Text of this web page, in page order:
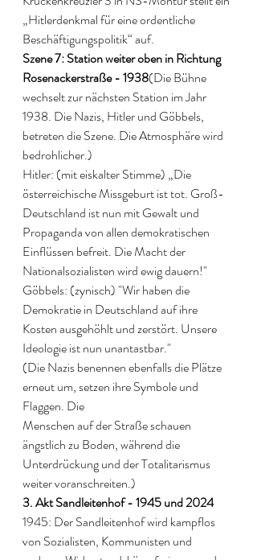
„Hitlerdenkmal für eine ordentliche
Beschäftigungspolitik“ auf.
Szene 7: Station weiter oben in Richtung
Rosenackerstraße - 1938(Die Bühne
wechselt zur nächsten Station im Jahr
1938. Die Nazis, Hitler und Göbbels,
betreten die Szene. Die Atmosphäre wird
bedrohlicher.)
Hitler: (mit eiskalter Stimme) „Die
österreichische Missgeburt ist tot. Groß-
Deutschland ist nun mit Gewalt und
Propaganda von allen demokratischen
Einflüssen befreit. Die Macht der
Nationalsozialisten wird ewig dauern!"
Göbbels: (zynisch) "Wir haben die
Demokratie in Deutschland auf ihre
Kosten ausgehöhlt und zerstört. Unsere
Ideologie ist nun unantastbar."
(Die Nazis benennen ebenfalls die Plätze
erneut um, setzen ihre Symbole und
Flaggen. Die
Menschen auf der Straße schauen
ängstlich zu Boden, während die
Unterdrückung und der Totalitarismus
weiter voranschreiten.)
3. Akt Sandleitenhof - 1945 und 2024
1945: Der Sandleitenhof wird kampflos
von Sozialisten, Kommunisten und